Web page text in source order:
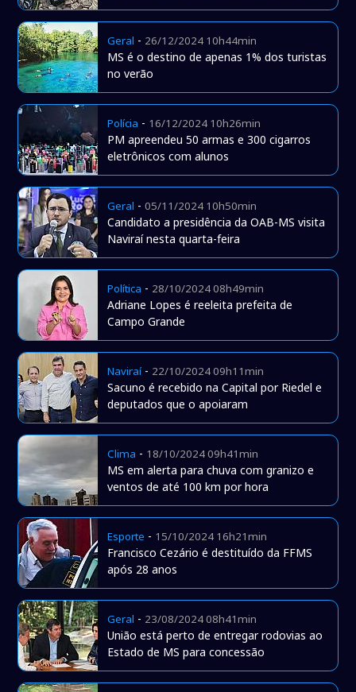
Geral - 26/12/2024 10h44min
MS é o destino de apenas 1% dos turistas
no verão
Polícia - 16/12/2024 10h26min
PM apreendeu 50 armas e 300 cigarros
eletrônicos com alunos
Geral -05/11/2024 10h50min
Candidato a presidência da OAB-MS visita
Naviraí nesta quarta-feira
Política - 28/10/2024 08h49min
Adriane Lopes é reeleita prefeita de
Campo Grande
Naviraí- 22/10/2024 09h11min
Sacuno é recebido na Capital por Riedel e
deputados que o apoiaram
Clima - 18/10/2024 09h41min
MS em alerta para chuva com granizo e
ventos de até 100 km por hora
Esporte - 15/10/2024 16h21min
Francisco Cezário é destituído da FFMS
após 28 anos
Geral - 23/08/2024 08h41min
União está perto de entregar rodovias ao
Estado de MS para concessão